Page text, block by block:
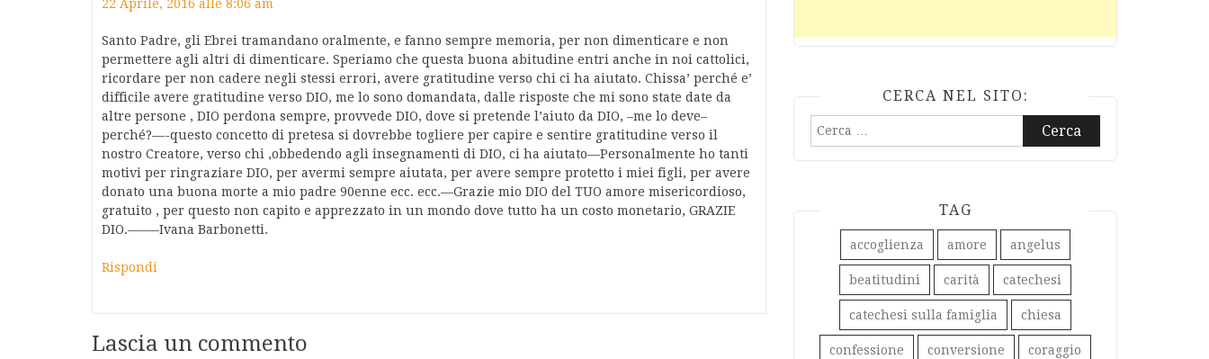
22 Aprile, 2016 alle 8:06 am
Santo Padre, gli Ebrei tramandano oralmente, e fanno sempre memoria, per non dimenticare e non
permettere agli altri di dimenticare. Speriamo che questa buona abitudine entri anche in noi cattolici,
ricordare per non cadere negli stessi errori, avere gratitudine verso chi ci ha aiutato. Chissa’ perché e’
difficile avere gratitudine verso DIO, me lo sono domandata, dalle risposte che mi sono state date da
altre persone , DIO perdona sempre, provvede DIO, dove si pretende l’aiuto da DIO, –me lo deve–
perché?—-questo concetto di pretesa si dovrebbe togliere per capire e sentire gratitudine verso il
nostro Creatore, verso chi ,obbedendo agli insegnamenti di DIO, ci ha aiutato—Personalmente ho tanti
motivi per ringraziare DIO, per avermi sempre aiutata, per avere sempre protetto i miei figli, per avere
donato una buona morte a mio padre 90enne ecc. ecc.—Grazie mio DIO del TUO amore misericordioso,
gratuito , per questo non capito e apprezzato in un mondo dove tutto ha un costo monetario, GRAZIE
DIO.——–Ivana Barbonetti.
Rispondi
Lascia un commento
CERCA NEL SITO:
Ricerca
TAG
accoglienza amore angelus
beatitudini carità catechesi
catechesi sulla famiglia chiesa
confessione conversione coraggio